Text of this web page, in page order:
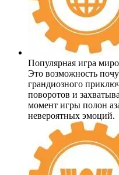
Популярная игра
Это возможность
грандиозного
поворотов и
момент игры полон
невероятных эмоций.